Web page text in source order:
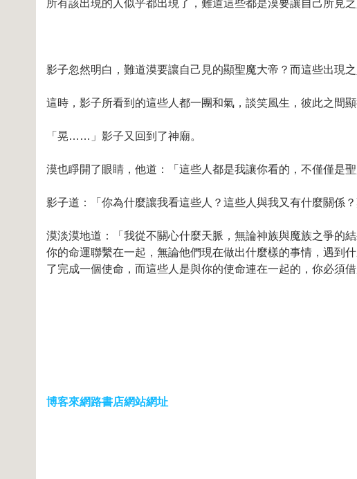
所有該出現的人似乎都出現了，難道這些都是漠要讓自己所見
影子忽然明白，難道漠要讓自己見的顯聖魔大帝？而這些出現
這時，影子所看到的這些人都一團和氣，談笑風生，彼此之間顯
「晃……」影子又回到了神廟。
漠也睜開了眼睛，他道：「這些人都是我讓你看的，不僅僅是
影子道：「你為什麼讓我看這些人？這些人與我又有什麼關係
漠淡漠地道：「我從不關心什麼天脈，無論神族與魔族之爭的
你的命運聯繫在一起，無論他們現在做出什麼樣的事情，遇到
了完成一個使命，而這些人是與你的使命連在一起的，你必須
博客來網路書店網站網址